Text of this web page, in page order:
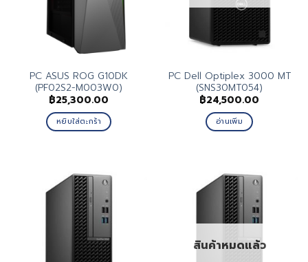
PC ASUS ROG G10DK
(PF02S2-M003W0)
฿25,300.00
หยิบใส่ตะกร้า
PC Dell Optiplex 3000 MT
(SNS30MT054)
฿24,500.00
อ่านเพิ่ม
สินค้าหมดแล้ว